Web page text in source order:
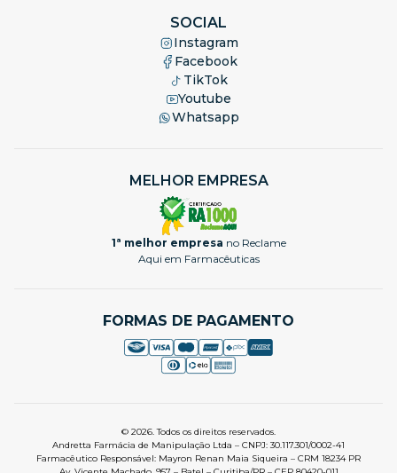
SOCIAL
Instagram
Facebook
TikTok
Youtube
Whatsapp
MELHOR EMPRESA
1ª melhor empresa no Reclame
Aqui em Farmacêuticas
FORMAS DE PAGAMENTO
© 2026. Todos os direitos reservados.
Andretta Farmácia de Manipulação Ltda – CNPJ: 30.117.301/0002-41
Farmacêutico Responsável: Mayron Renan Maia Siqueira – CRM 18234 PR